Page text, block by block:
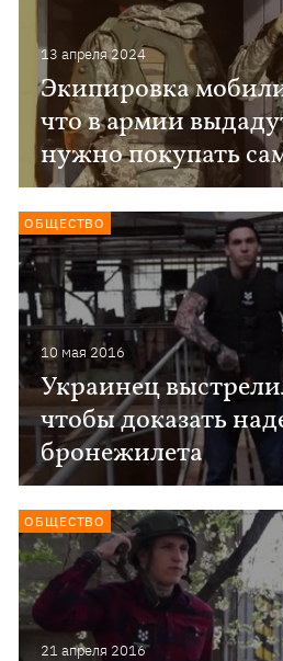
13 апреля 2024
Экипировка
что в армии
нужно покупать
10 мая 2016
Украинец
чтобы доказать
бронежилета
ОБЩЕСТВО
21 апреля 2016
ОБЩЕСТВО